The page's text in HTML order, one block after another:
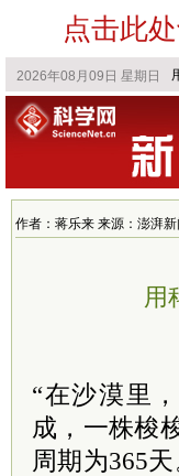
点击此
作者：蒋乐来 来源：澎湃新
用
“在沙漠里
成，一株梭
周期为365